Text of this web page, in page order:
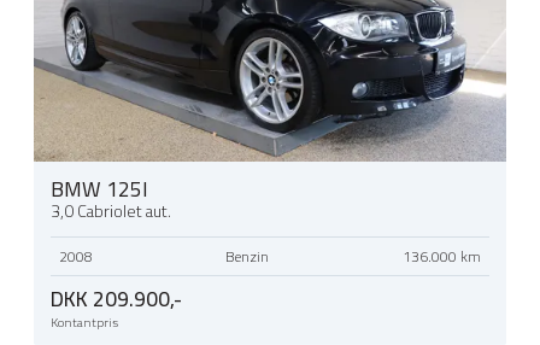
BMW 125I
3,0 Cabriolet aut.
2008 Benzin 136.000 km
DKK 209.900,-
Kontantpris